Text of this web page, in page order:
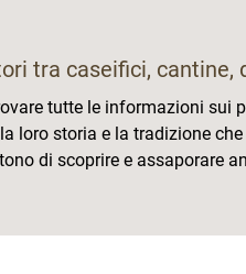
tra caseifici, cantine,
tutte le informazioni sui
loro storia e la tradizione
di scoprire e assaporare